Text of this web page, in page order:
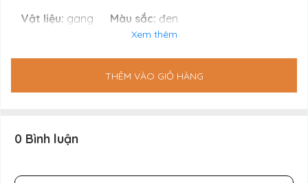
Vật liệu: gang Màu sắc: đen
- Chiều dài cả tay cầm: 32 cm.
- Chiều rộng (trong): 17 cm.
- Chiều rộng (ngoài): 17,7 cm.
Xem thêm
THÊM VÀO GIỎ HÀNG
0 Bình luận